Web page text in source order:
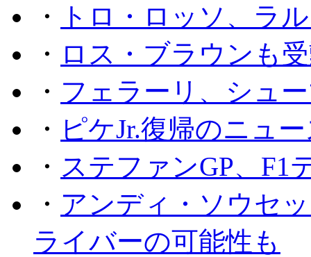
・
トロ・ロッソ、ラ
・ ロス・ブラウンも
・ フェラーリ、シュ
・ ピケJr.復帰のニュ
・ ステファンGP、F1
・ アンディ・ソウセ
ライバーの可能性も